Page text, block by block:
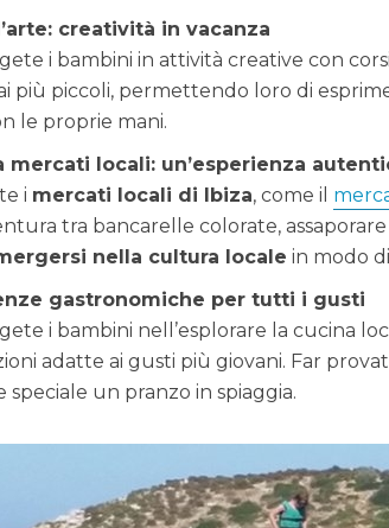
creatività in vacanza
i bambini in attività creative con
più piccoli, permettendo loro di
le proprie mani.
mercati locali: un’esperienza
i mercati locali di Ibiza, come il
tra bancarelle colorate,
nella cultura locale in modo
gastronomiche per tutti i gusti
i bambini nell’esplorare la cucina
adatte ai gusti più giovani. Far
speciale un pranzo in spiaggia.